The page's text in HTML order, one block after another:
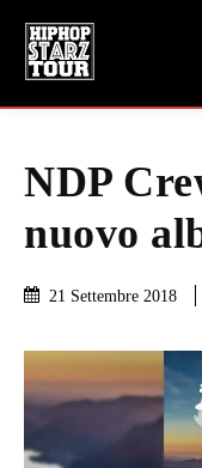
NDP
nuovo
21 Settembre 2018